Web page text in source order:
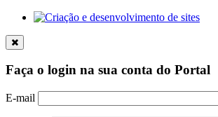
Faça o login na sua conta do Portal
E-mail